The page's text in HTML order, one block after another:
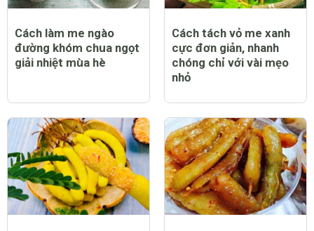
Cách làm me ngào
đường khóm chua ngọt
giải nhiệt mùa hè
Cách tách vỏ me xanh
cực đơn giản, nhanh
chóng chỉ với vài mẹo
nhỏ